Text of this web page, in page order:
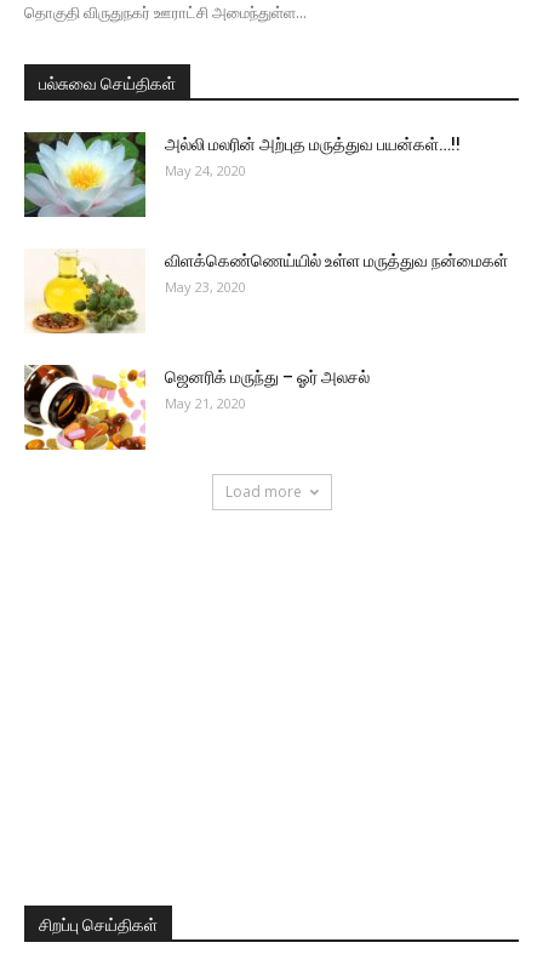
தொகுதி விருதுநகர் ஊராட்சி அமைந்துள்ள...
பல்சுவை செய்திகள்
அல்லி மலரின் அற்புத மருத்துவ பயன்கள்…!!
May 24, 2020
விளக்கெண்ணெய்யில் உள்ள மருத்துவ நன்மைகள்
May 23, 2020
ஜெனரிக் மருந்து – ஓர் அலசல்
May 21, 2020
Load more
சிறப்பு செய்திகள்